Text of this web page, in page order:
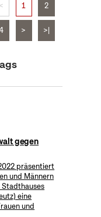
< 1 2
> >|
gegen
präsentiert
und Männern
eine
und